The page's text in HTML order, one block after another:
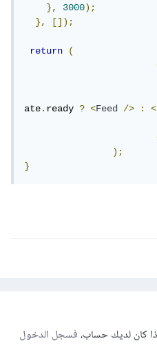
},
3000);
},
[]);
return
(
ate.ready ? <Feed /> :
);
}
كان لديك حساب،فسجل الدخول